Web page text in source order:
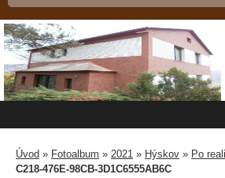
Úvod » Fotoalbum » 2021 » Hýskov » Po
C218-476E-98CB-3D1C6555AB6C